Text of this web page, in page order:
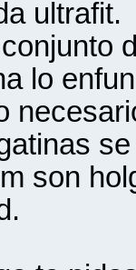
ultrafit.
lo
son